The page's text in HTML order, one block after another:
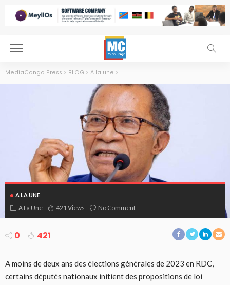
MediaCongo Press > BLOG > A la une >
A LA UNE
A La Une 421 Views No Comment
0 421
A moins de deux ans des élections générales de 2023 en RDC,
certains députés nationaux initient des propositions de loi